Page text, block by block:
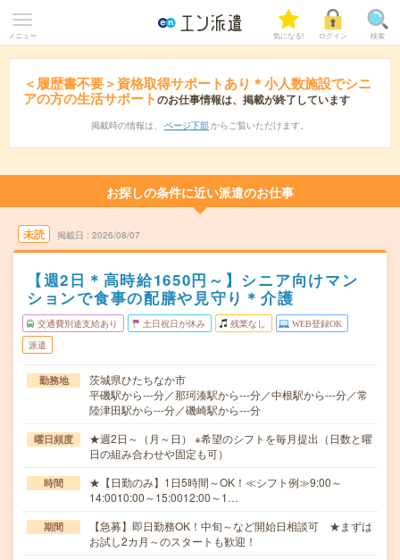
メニュー 気になる! ログイン 検索
＜履歴書不要＞資格取得サポートあり＊小人数施設でシニ
アの方の生活サポートのお仕事情報は、掲載が終了しています
掲載時の情報は、 ページ下部 からご覧いただけます。
お探しの条件に近い派遣のお仕事
未読 掲載日 2026/08/07
【週2日＊高時給1650円～】シニア向けマン
ションで食事の配膳や見守り＊介護
交通費別途支給あり 土日祝日が休み 残業なし WEB登録OK
派遣
勤務地
茨城県ひたちなか市
平磯駅から---分／那珂湊駅から---分／中根駅から---分／常
陸津田駅から---分／磯崎駅から---分
曜日頻度
★週2日～（月～日） ※希望のシフトを毎月提出（日数と曜
日の組み合わせや固定も可）
時間
★【日勤のみ】1日5時間～OK！≪シフト例≫9:00～
14:0010:00～15:0012:00～1…
期間
【急募】即日勤務OK！中旬～など開始日相談可 ★まずは
お試し2カ月～のスタートも歓迎！